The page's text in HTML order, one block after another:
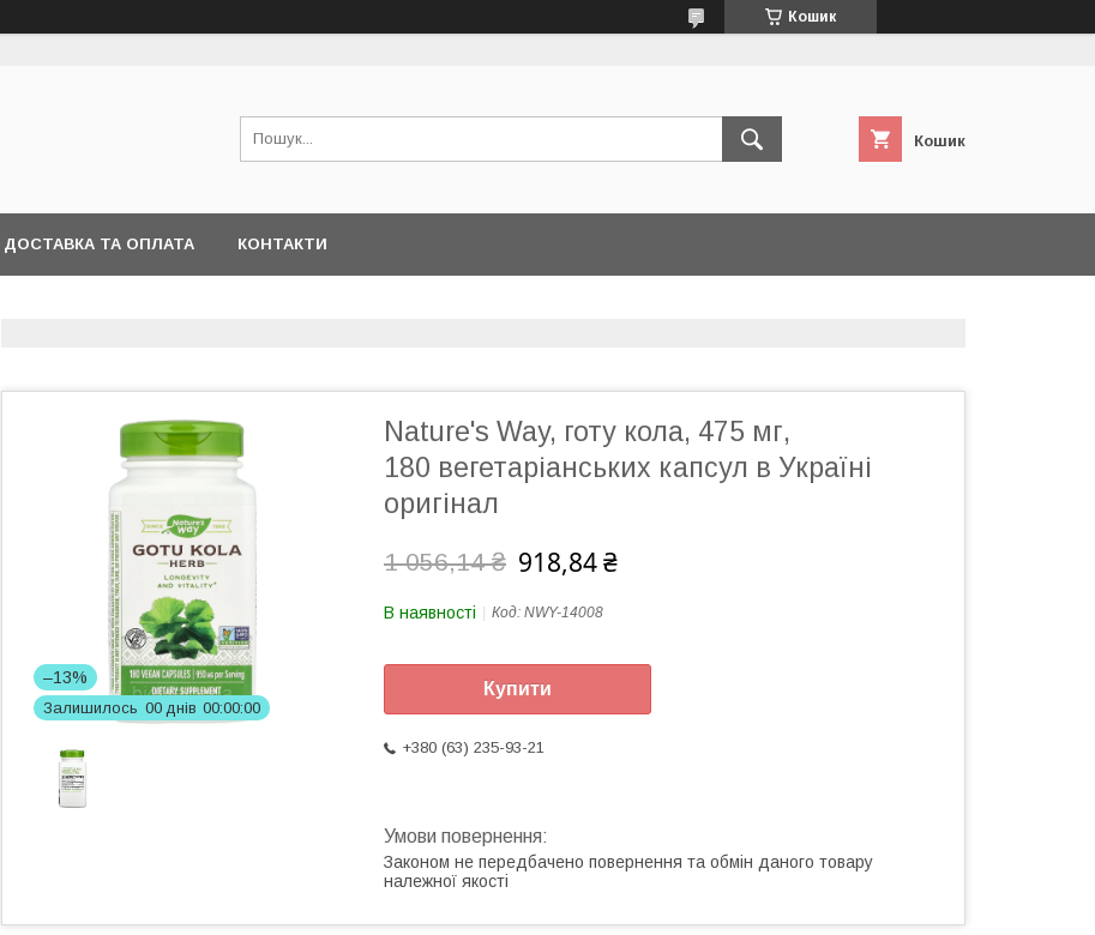
Кошик
Кошик
ДОСТАВКА ТА ОПЛАТА КОНТАКТИ
–13%
Залишилось 00 днів 00 00 00
Nature's Way, готу кола, 475 мг,
180 вегетаріанських капсул в Україні
оригінал
1 056,14 ₴ 918,84 ₴
В наявності Код: NWY-14008
Купити
+380 (63) 235-93-21
Законом не передбачено повернення та обмін даного товару
належної якості